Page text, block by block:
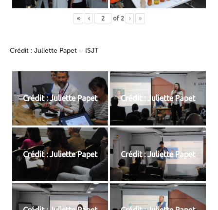
« ‹ of 2 › »
Crédit : Juliette Papet – ISJT
Crédit : Juliette Papet Crédit : Juliette Papet
Crédit : Juliette Papet Crédit : Juliette Papet